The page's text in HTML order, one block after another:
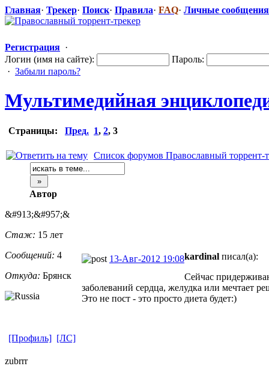
Главная· Трекер· Поиск· Правила· FAQ· Личные сообщения
Регистрация ·
Логин (имя на сайте):
Пароль:
· Забыли пароль?
Мультимедийн​ая
Страницы: Пред. 1, 2, 3
Список форумов Православный торрент-
Автор
&#913;&#957;&
Стаж: 15 лет
Сообщений: 4
Откуда: Брянск
13-Авг-2012 19:08kardinal писал(а):
Сейчас
заболеваний сердца, желудка или мечтает
Это не пост - это просто диета будет:)
[Профиль] [ЛС]
zubrrr